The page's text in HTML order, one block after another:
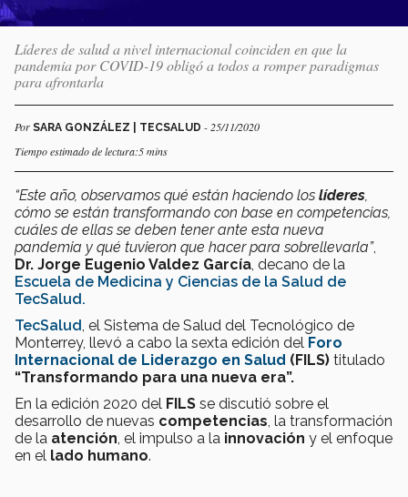
Líderes de salud a nivel internacional coinciden en que la
pandemia por COVID-19 obligó a todos a romper paradigmas
para afrontarla
Por SARA GONZÁLEZ | TECSALUD - 25/11/2020
Tiempo estimado de lectura:5 mins
“Este año, observamos qué están haciendo los líderes
cómo se están transformando con base en competencias,
cuáles de ellas se deben tener ante esta nueva
pandemia y qué tuvieron que hacer para sobrellevarla”,
Dr. Jorge Eugenio Valdez García , decano de la
Escuela de Medicina y Ciencias de la Salud de
TecSalud.
TecSalud , el Sistema de Salud del Tecnológico de
Monterrey, llevó a cabo la sexta edición del Foro
Internacional de Liderazgo en Salud (FILS) titulado
“Transformando para una nueva era”.
En la edición 2020 del FILS se discutió sobre el
desarrollo de nuevas competencias , la transformación
de la atención , el impulso a la innovación y el enfoque
en el lado humano.